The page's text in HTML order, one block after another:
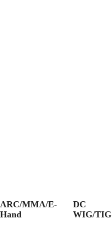
ARC/MMA/E-
Hand
DC
WIG/TIG